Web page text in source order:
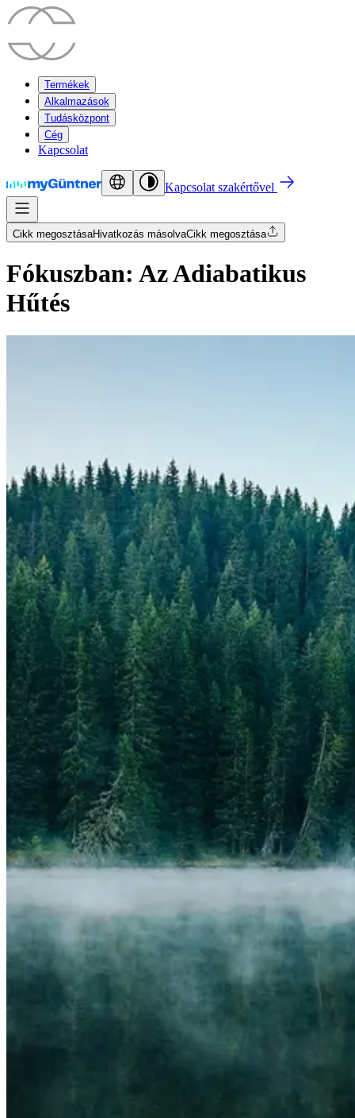
Termékek
Alkalmazások
Tudásközpont
Cég
Kapcsolat
Kapcsolat szakértővel
Cikk megosztásaHivatkozás másolvaCikk megosztása
Fókuszban: Az Adiabatikus
Hűtés